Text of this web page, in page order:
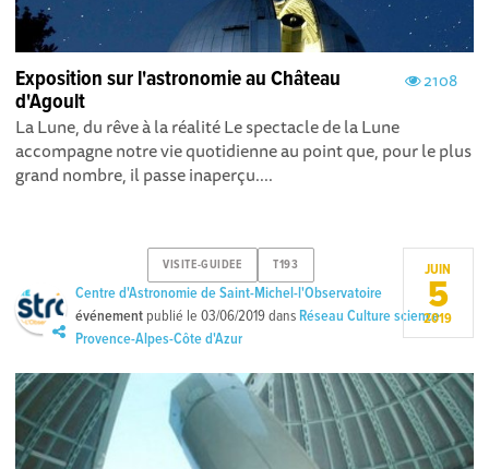
2108
Exposition sur l'astronomie au Château
d'Agoult
La Lune, du rêve à la réalité Le spectacle de la Lune
accompagne notre vie quotidienne au point que, pour le plus
grand nombre, il passe inaperçu....
VISITE-GUIDEE T193
Centre d'Astronomie de Saint-Michel-l'Observatoire
événement publié le03/06/2019dans Réseau Culture science
Provence-Alpes-Côte d'Azur
JUIN
5
2019